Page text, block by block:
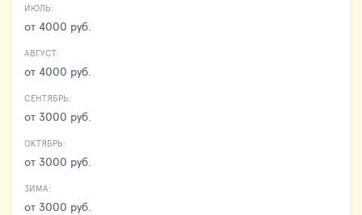
ИЮЛЬ:
от 4000 руб.
АВГУСТ:
от 4000 руб.
СЕНТЯБРЬ:
от 3000 руб.
ОКТЯБРЬ:
от 3000 руб.
ЗИМА:
от 3000 руб.